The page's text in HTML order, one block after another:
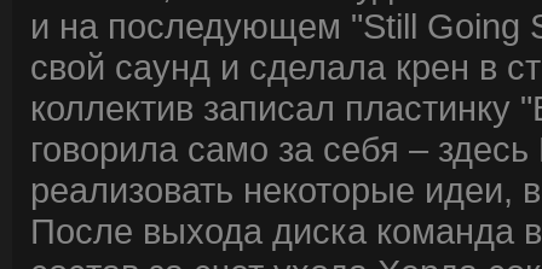
и на последующем "Still Going
свой саунд и сделала крен в
коллектив записал пластинку
говорила само за себя –
реализовать некоторые
После выхода диска команда